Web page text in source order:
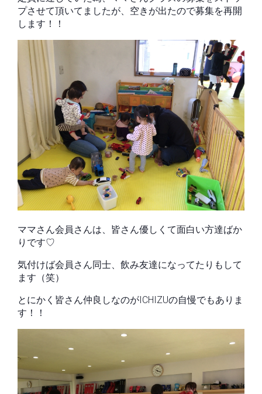
プさせて頂いてましたが、空きが出たので募集を再開
します！！
ママさん会員さんは、皆さん優しくて面白い方達ばか
りです♡
気付けば会員さん同士、飲み友達になってたりもして
ます（笑）
とにかく皆さん仲良しなのがICHIZUの自慢でもありま
す！！